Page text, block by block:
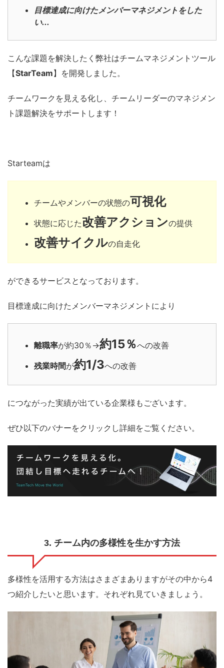
目標達成に向けたメンバーマネジメントをした
い...
こんな課題を解決したく弊社はチームマネジメントツール
【StarTeam】を開発しました。
チームワークを見える化し、チームリーダーのマネジメン
ト課題解決をサポートします！
Starteamは
チームやメンバーの状態の可視化
状態に応じた改善アクションの提供
改善サイクルの自走化
ができるサービスとなっております。
目標達成に向けたメンバーマネジメントにより
離職率が約30％→約15％への改善
残業時間が約1/3への改善
につながった実績が出ている企業様もございます。
ぜひ以下のバナーをクリックし詳細をご覧ください。
3. チーム内の多様性を生かす方法
多様性を活用する方法はさまざまありますがその中から4
つ紹介したいと思います。それぞれ見ていきましょう。